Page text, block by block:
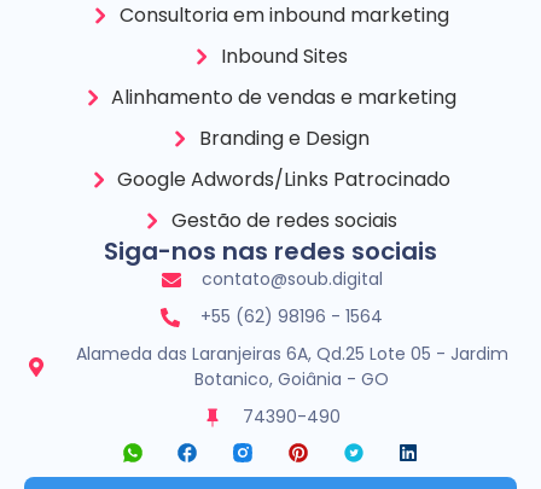
Siga-nos nas redes sociais
contato@soub.digital
+55 (62) 98196 - 1564
Alameda das Laranjeiras 6A, Qd.25 Lote 05 - Jardim
Botanico, Goiânia - GO
74390-490
Consultoria em inbound marketing
Inbound Sites
Alinhamento de vendas e marketing
Branding e Design
Google Adwords/Links Patrocinado
Gestão de redes sociais